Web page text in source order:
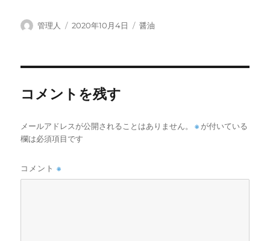
投
管理人
投
2020年10月4日
カ
醤油
コメントを残す
メールアドレスが公開されることはありません。 ※ が付いている
欄は必須項目です
コメント※